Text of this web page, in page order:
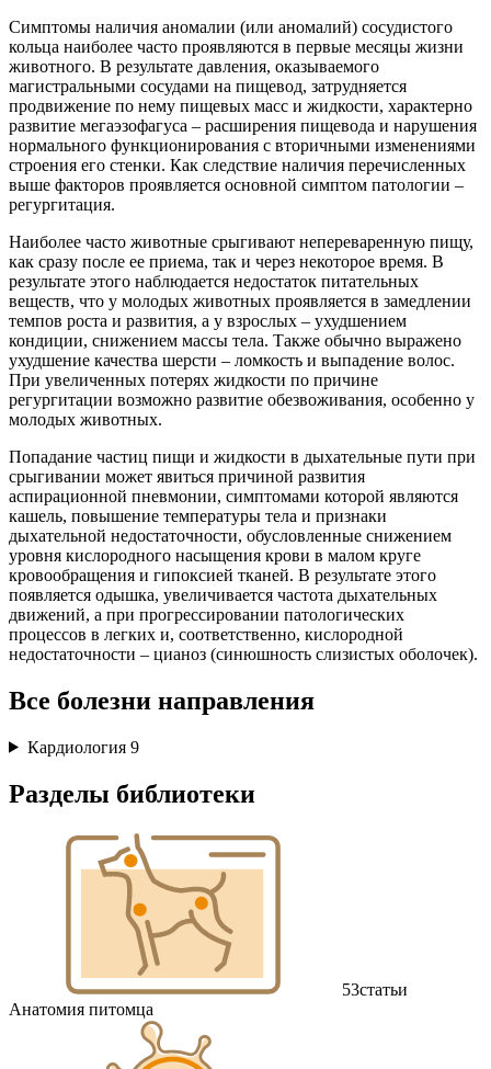
Симптомы наличия аномалии (или аномалий) сосудистого
кольца наиболее часто проявляются в первые месяцы жизни
животного. В результате давления, оказываемого
магистральными сосудами на пищевод, затрудняется
продвижение по нему пищевых масс и жидкости, характерно
развитие мегаэзофагуса – расширения пищевода и нарушения
нормального функционирования с вторичными изменениями
строения его стенки. Как следствие наличия перечисленных
выше факторов проявляется основной симптом патологии –
регургитация.
Наиболее часто животные срыгивают непереваренную пищу,
как сразу после ее приема, так и через некоторое время. В
результате этого наблюдается недостаток питательных
веществ, что у молодых животных проявляется в замедлении
темпов роста и развития, а у взрослых – ухудшением
кондиции, снижением массы тела. Также обычно выражено
ухудшение качества шерсти – ломкость и выпадение волос.
При увеличенных потерях жидкости по причине
регургитации возможно развитие обезвоживания, особенно у
молодых животных.
Попадание частиц пищи и жидкости в дыхательные пути при
срыгивании может явиться причиной развития
аспирационной пневмонии, симптомами которой являются
кашель, повышение температуры тела и признаки
дыхательной недостаточности, обусловленные снижением
уровня кислородного насыщения крови в малом круге
кровообращения и гипоксией тканей. В результате этого
появляется одышка, увеличивается частота дыхательных
движений, а при прогрессировании патологических
процессов в легких и, соответственно, кислородной
недостаточности – цианоз (синюшность слизистых оболочек).
Все болезни направления
Кардиология 9
Разделы библиотеки
53статьи
Анатомия питомца